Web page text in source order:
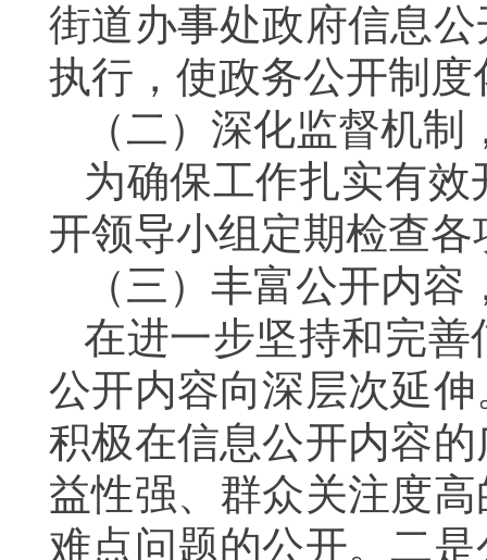
街道办事处政府信息
执行，使政务公开制
（二）深化监督机
为确保工作扎实有
开领导小组定期检查
（三） 丰富公开内容
在进一步坚持和完
公开内容向深层次延
积极在信息公开内容
益性强、群众关注度
难点问题的公开。二